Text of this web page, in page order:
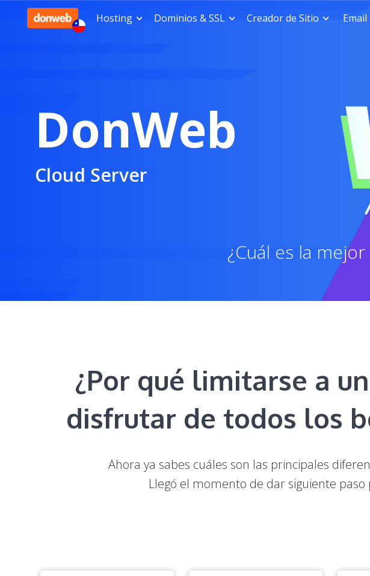
Hosting Dominios & SSL Creador de Sitio Email
DonWeb
Cloud Server
¿Cuál es la
¿Por qué limitarse a
disfrutar de todos los
Ahora ya sabes cuáles son las principales
Llegó el momento de dar siguiente